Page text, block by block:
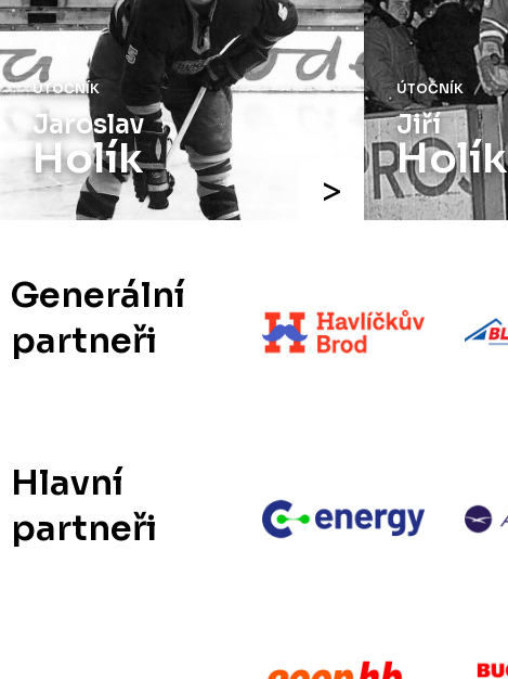
ÚTOČNÍK
Jaroslav
Holík
ÚTOČNÍK
Jiří
Holík
Generální
partneři
Hlavní
partneři